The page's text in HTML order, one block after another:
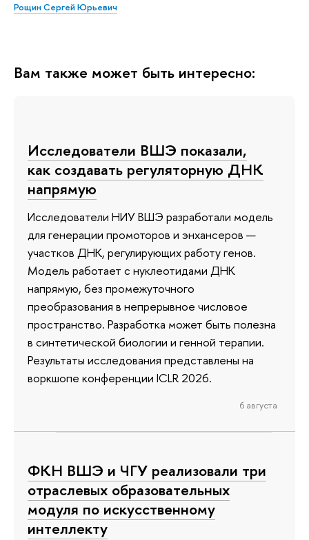
Рощин Сергей Юрьевич
Вам также может быть интересно:
Исследователи ВШЭ показали,
как создавать регуляторную ДНК
напрямую
Исследователи НИУ ВШЭ разработали модель
для генерации промоторов и энхансеров —
участков ДНК, регулирующих работу генов.
Модель работает с нуклеотидами ДНК
напрямую, без промежуточного
преобразования в непрерывное числовое
пространство. Разработка может быть полезна
в синтетической биологии и генной терапии.
Результаты исследования представлены на
воркшопе конференции ICLR 2026.
6 августа
ФКН ВШЭ и ЧГУ реализовали три
отраслевых образовательных
модуля по искусственному
интеллекту